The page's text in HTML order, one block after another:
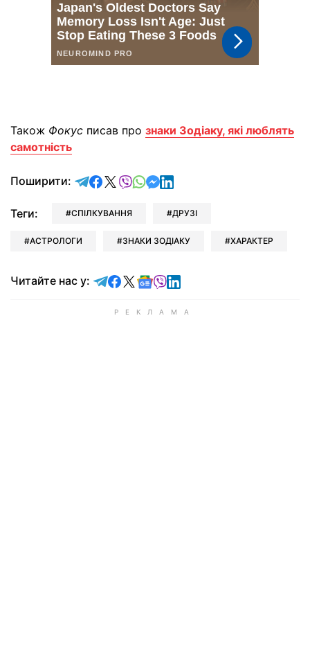
Також Фокус писав про знаки Зодіаку, які люблять
самотність
Поширити: відправити у Telegram
поділитись у Facebook
поділитись у X
відправити у Viber
відправити у Whatsapp
відправити у Messenger
відправити у LinkedIn
Теги: СПІЛКУВАННЯ ДРУЗІ
АСТРОЛОГИ ЗНАКИ ЗОДІАКУ ХАРАКТЕР
Читайте нас у: Читайте у Telegram
Читайте у Facebook
Читайте у X
Читайте у Google news
Читайте у Viber
Читайте у LinkedIn